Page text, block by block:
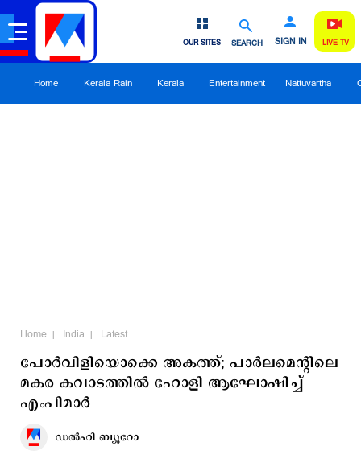
SEARCH SIGN IN
OUR SITES LIVE TV
Home Kerala Rain Kerala Entertainment Nattuvartha
Home India Latest
പോര്‍വിളിയൊക്കെ അകത്ത്; പാർലമെന്റിലെ
മകര കവാടത്തിൽ ഹോളി ആഘോഷിച്ച്
എംപിമാർ
ഡല്‍ഹി ബ്യൂറോ